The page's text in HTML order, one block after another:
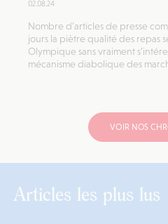
02.08.24
Nombre d’articles de presse
jours la piètre qualité des repas
Olympique sans vraiment
mécanisme diabolique des
VOIR NOS
Articles les plus lus